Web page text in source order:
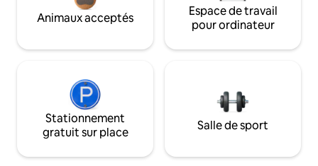
Animaux acceptés
Espace de travail
pour ordinateur
Stationnement
gratuit sur place
Salle de sport